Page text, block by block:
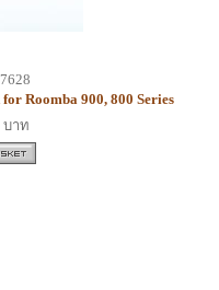
Roomba 900, 800 Series
บาท